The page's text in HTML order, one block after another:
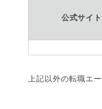
公式サイト
上記以外の転職エ